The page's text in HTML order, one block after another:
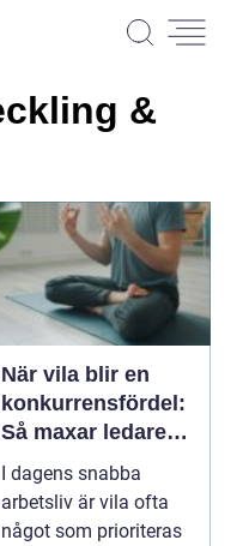
&
När vila blir en
konkurrensfördel:
Så maxar ledare
energi utan stress
I dagens snabba
arbetsliv är vila ofta
något som prioriteras